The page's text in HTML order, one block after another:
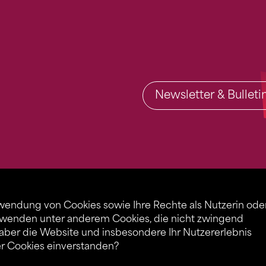
von Cookies sowie Ihre Rechte als Nutzerin
unter anderem Cookies, die nicht zwingend
die Website und insbesondere Ihr Nutzererlebnis
Cookies einverstanden?
Newsletter &